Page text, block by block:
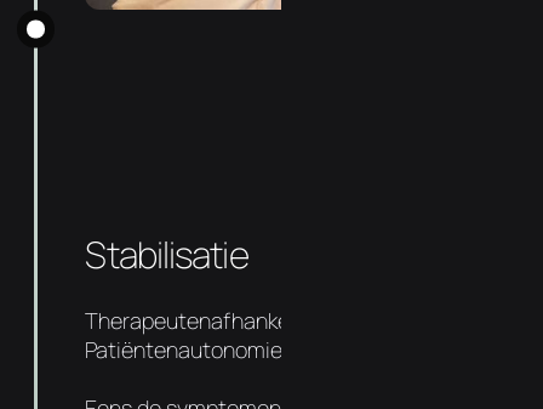
Stabilisatie
Therapeutenafhankelijkheid 50%
Patiëntenautonomie 50%